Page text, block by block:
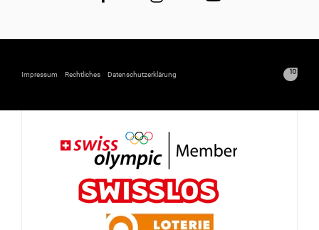
Impressum Rechtliches Datenschutzerklärung